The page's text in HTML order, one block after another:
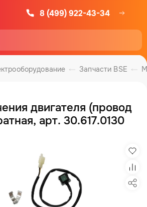
8 (499) 922-43-34
Запчасти BSE
двигателя (провод
арт. 30.617.0130